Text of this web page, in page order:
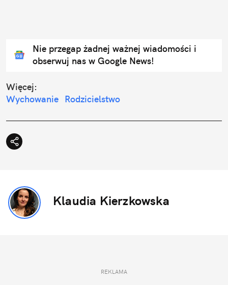
Nie przegap żadnej ważnej wiadomości i
obserwuj nas w Google News!
Więcej:
Wychowanie Rodzicielstwo
Klaudia Kierzkowska
REKLAMA